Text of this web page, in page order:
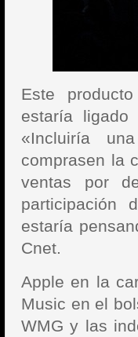
Este
estaría
«Incluiría
comprasen la
ventas por
participación
estaría
Cnet.
Apple en la
Music en el
WMG y las